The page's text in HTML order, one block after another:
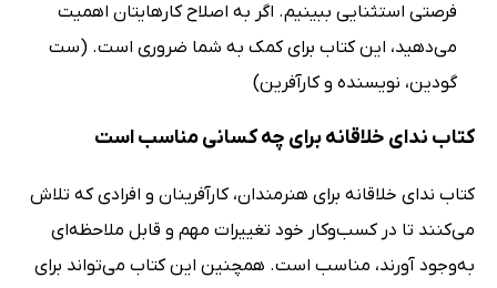
فرصتی استثنایی ببینیم. اگر به اصلاح کارهایتان اهمیت
می‌دهید، این کتاب برای کمک به شما ضروری است. (ست
گودین، نویسنده و کارآفرین)
کتاب ندای خلاقانه برای چه کسانی مناسب است
کتاب ندای خلاقانه برای هنرمندان، کارآفرینان و افرادی که تلاش
می‌کنند تا در کسب‌وکار خود تغییرات مهم و قابل ملاحظه‌ای
به‌وجود آورند، مناسب است. همچنین این کتاب می‌تواند برای